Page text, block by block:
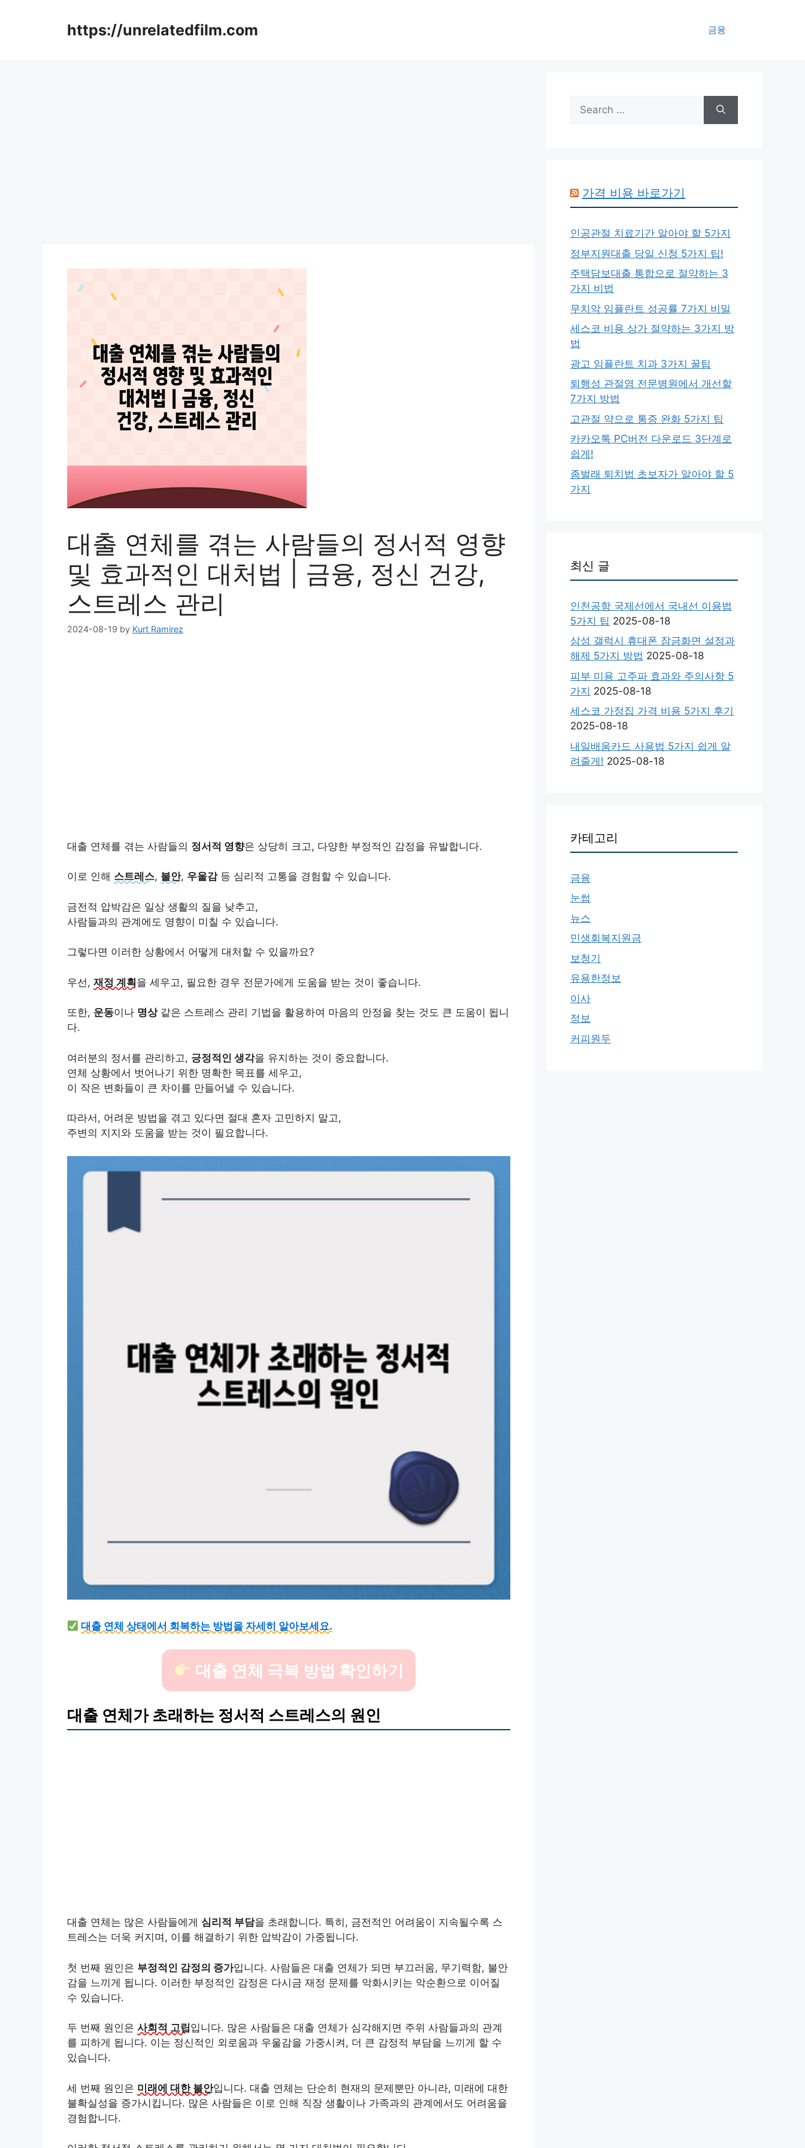
https://unrelatedfilm.com 금융
대출 연체를 겪는 사람들의 정서적 영향
및 효과적인 대처법 | 금융, 정신 건강,
스트레스 관리
2024-08-19 by Kurt Ramirez
대출 연체를 겪는 사람들의 정서적 영향은 상당히 크고, 다양한 부정적인 감정을 유발합니다.
이로 인해 스트레스, 불안, 우울감등 심리적 고통을 경험할 수 있습니다.
금전적 압박감은 일상 생활의 질을 낮추고,
사람들과의 관계에도 영향이 미칠 수 있습니다.
그렇다면 이러한 상황에서 어떻게 대처할 수 있을까요?
우선, 재정 계획을 세우고, 필요한 경우 전문가에게 도움을 받는 것이 좋습니다.
또한, 운동이나 명상같은 스트레스 관리 기법을 활용하여 마음의 안정을 찾는 것도 큰 도움이 됩니
다.
여러분의 정서를 관리하고, 긍정적인 생각을 유지하는 것이 중요합니다.
연체 상황에서 벗어나기 위한 명확한 목표를 세우고,
이 작은 변화들이 큰 차이를 만들어낼 수 있습니다.
따라서, 어려운 방법을 겪고 있다면 절대 혼자 고민하지 말고,
주변의 지지와 도움을 받는 것이 필요합니다.
대출 연체 상태에서 회복하는 방법을 자세히 알아보세요.
대출 연체 극복 방법 확인하기
대출 연체가 초래하는 정서적 스트레스의 원인
대출 연체는 많은 사람들에게 심리적 부담을 초래합니다. 특히, 금전적인 어려움이 지속될수록 스
트레스는 더욱 커지며, 이를 해결하기 위한 압박감이 가중됩니다.
첫 번째 원인은 부정적인 감정의 증가입니다. 사람들은 대출 연체가 되면 부끄러움, 무기력함, 불안
감을 느끼게 됩니다. 이러한 부정적인 감정은 다시금 재정 문제를 악화시키는 악순환으로 이어질
수 있습니다.
두 번째 원인은 사회적 고립입니다. 많은 사람들은 대출 연체가 심각해지면 주위 사람들과의 관계
를 피하게 됩니다. 이는 정신적인 외로움과 우울감을 가중시켜, 더 큰 감정적 부담을 느끼게 할 수
있습니다.
세 번째 원인은 미래에 대한 불안입니다. 대출 연체는 단순히 현재의 문제뿐만 아니라, 미래에 대한
불확실성을 증가시킵니다. 많은 사람들은 이로 인해 직장 생활이나 가족과의 관계에서도 어려움을
경험합니다.
Search
for:
가격 비용 바로가기
인공관절 치료기간 알아야 할 5가지
정부지원대출 당일 신청 5가지 팁!
주택담보대출 통합으로 절약하는 3
가지 비법
무치악 임플란트 성공률 7가지 비밀
세스코 비용 상가 절약하는 3가지 방
법
광고 임플란트 치과 3가지 꿀팁
퇴행성 관절염 전문병원에서 개선할
7가지 방법
고관절 약으로 통증 완화 5가지 팁
카카오톡 PC버전 다운로드 3단계로
쉽게!
좀벌래 퇴치법 초보자가 알아야 할 5
가지
최신 글
인천공항 국제선에서 국내선 이용법
5가지 팁 2025-08-18
삼성 갤럭시 휴대폰 잠금화면 설정과
해제 5가지 방법 2025-08-18
피부 미용 고주파 효과와 주의사항 5
가지 2025-08-18
세스코 가정집 가격 비용 5가지 후기
2025-08-18
내일배움카드 사용법 5가지 쉽게 알
려줄게! 2025-08-18
카테고리
금융
눈썹
뉴스
민생회복지원금
보청기
유용한정보
이사
정보
커피원두